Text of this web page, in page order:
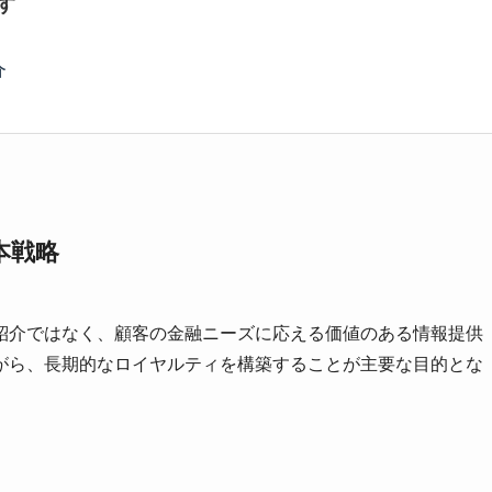
戦略
ではなく、顧客の金融ニーズに応える価値のある情報提供
、長期的なロイヤルティを構築することが主要な目的とな